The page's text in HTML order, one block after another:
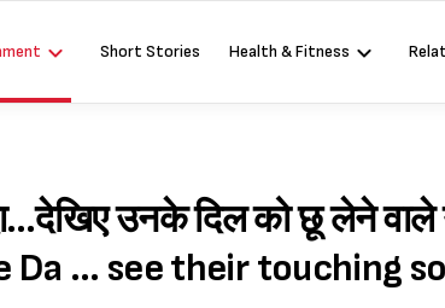
Short Stories Health & Fitness
उनके दिल को छू लेने
Da … see their touching